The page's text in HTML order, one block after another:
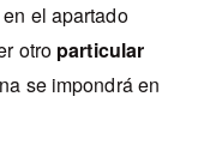
el apartado
otro particular
se impondrá en